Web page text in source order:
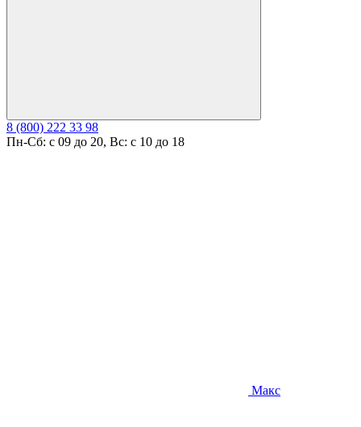
8 (800) 222 33 98
Пн-Сб: с 09 до 20, Вс: с 10 до 18
Макс